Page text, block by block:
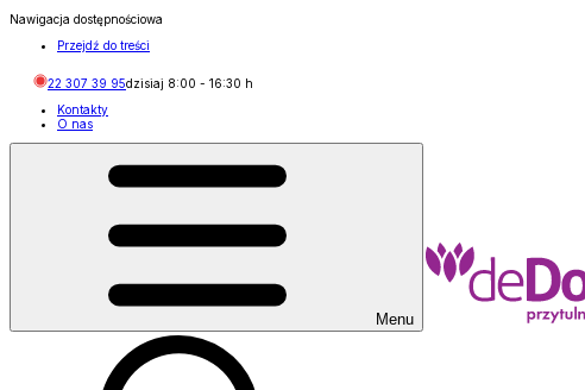
Nawigacja dostępnościowa
Przejdź do treści
22 307 39 95dzisiaj 8:00 - 16:30 h
Kontakty
O nas
Menu